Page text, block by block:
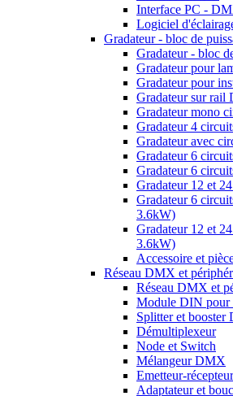
Interface PC -
Logiciel
Gradateur - bloc de
Gradateur - bloc
Gradateur pour
Gradateur pour
Gradateur sur rail
Gradateur mono
Gradateur 4
Gradateur avec
Gradateur 6
Gradateur 6
Gradateur 12 et
Gradateur 6
3.6kW)
Gradateur 12 et
3.6kW)
Accessoire et
Réseau DMX et
Réseau DMX et
Module DIN pour
Splitter et booster
Démultiplexeur
Node et Switch
Mélangeur DMX
Emetteur-
Adaptateur et